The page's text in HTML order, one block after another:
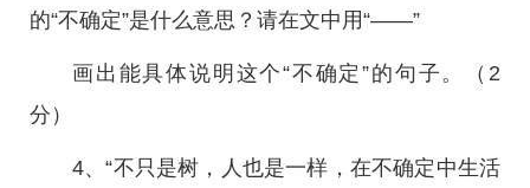
的“不确定”是什么意思？请在文中用“——”
画出能具体说明这个“不确定”的句子。（2
分）
4、“不只是树，人也是一样，在不确定中生活